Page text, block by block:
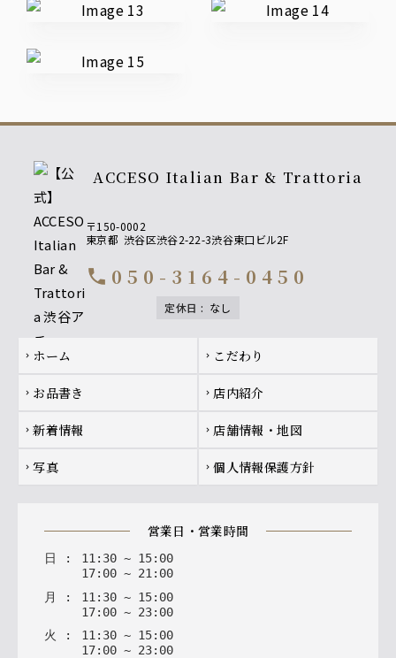
ACCESO Italian Bar & Trattoria
〒150-0002
東京都 渋谷区渋谷2-22-3渋谷東口ビル2F
call 050-3164-0450
定休日 : なし
Footer navigation
chevron_right ホーム chevron_right こだわり
chevron_right お品書き chevron_right 店内紹介
chevron_right 新着情報 chevron_right 店舗情報・地図
chevron_right 写真 chevron_right 個人情報保護方針
営業日・営業時間
日 : 11: 30 ~ 15: 00
17: 00 ~ 21: 00
月
: 11 : 30 ~ 15: 00
17: 00 ~ 23: 00
火
: 11 : 30 ~ 15: 00
17: 00 ~ 23: 00